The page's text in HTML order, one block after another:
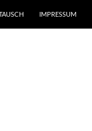
IMPRESSUM